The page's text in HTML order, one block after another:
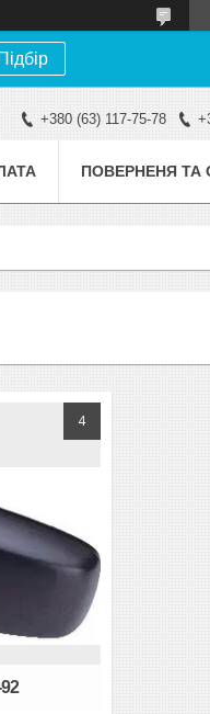
+380 (63) 117-75-78
ПОВЕРНЕНЯ ТА
4